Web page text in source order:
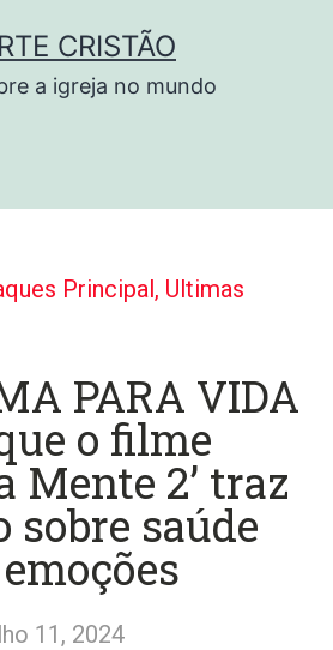
CRISTÃO
a igreja no mundo
Principal, Ultimas
PARA VIDA
o filme
Mente 2’ traz
sobre saúde
11, 2024